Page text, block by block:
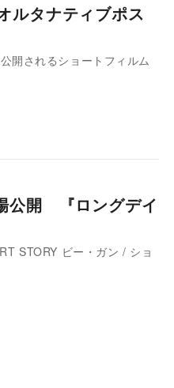
ルタナティブポス
開されるショートフィルム
公開 『ロングデイ
STORY ビー・ガン / ショ